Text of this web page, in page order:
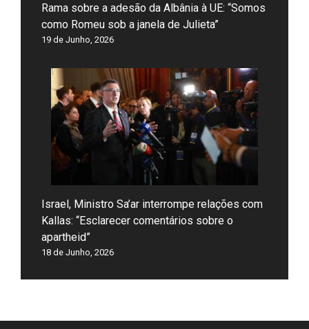
Rama sobre a adesão da Albânia à UE: “Somos
como Romeu sob a janela de Julieta”
19 de Junho, 2026
Israel, Ministro Sa’ar interrompe relações com
Kallas: “Esclarecer comentários sobre o
apartheid”
18 de Junho, 2026